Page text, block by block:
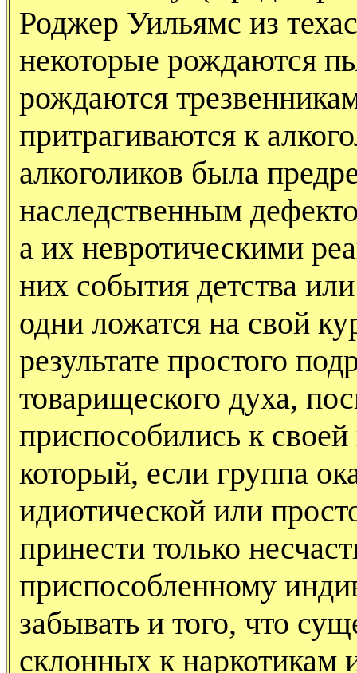
Роджер Уильямс из
некоторые рождаются
рождаются
притрагиваются к
алкоголиков была
наследственным
а их невротическими
них события детства
одни ложатся на свой
результате простого
товарищеского духа,
приспособились к
который, если группа
идиотической или
принести только
приспособленному
забывать и того, что
склонных к наркотикам